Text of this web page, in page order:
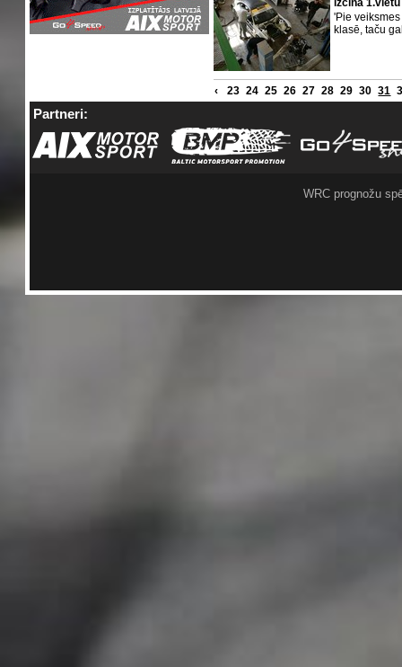
izcīna
'Pie
klasē, taču
‹ 23 24 25 26 27 28 29 30 31
Partneri:
WRC prognožu